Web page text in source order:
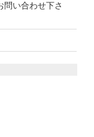
問い合わせ下さ